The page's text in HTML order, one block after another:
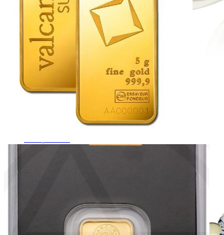
Zásnubné prstne z kolekcie Mistique Love.